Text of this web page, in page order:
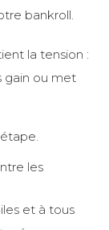
bankroll.
la tension :
gain ou met
les
et à tous